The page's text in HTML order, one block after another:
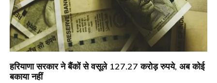
हरियाणा सरकार ने बैंकों से वसूले 127.27 करोड़ रुपये, अब कोई
बकाया नहीं